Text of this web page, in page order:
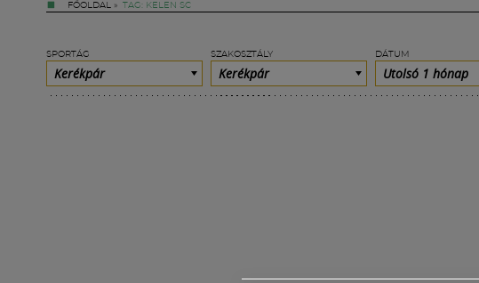
FŐOLDAL » TAG: KELEN SC
SPORTÁG
Kerékpár
SZAKOSZTÁLY
Kerékpár
DÁTUM
Utolsó 1 hónap